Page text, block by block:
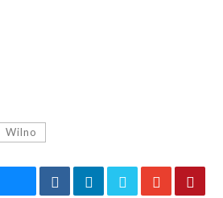
Wilno